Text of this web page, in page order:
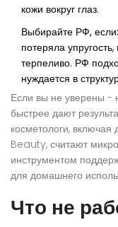
кожи вокруг глаз.
Выбирайте РФ, если:
потеряла
терпеливо. РФ
нуждается в
Если вы не уверены -
быстрее дают
косметологи,
Beauty, считают
инструментом
для домашнего
Что не